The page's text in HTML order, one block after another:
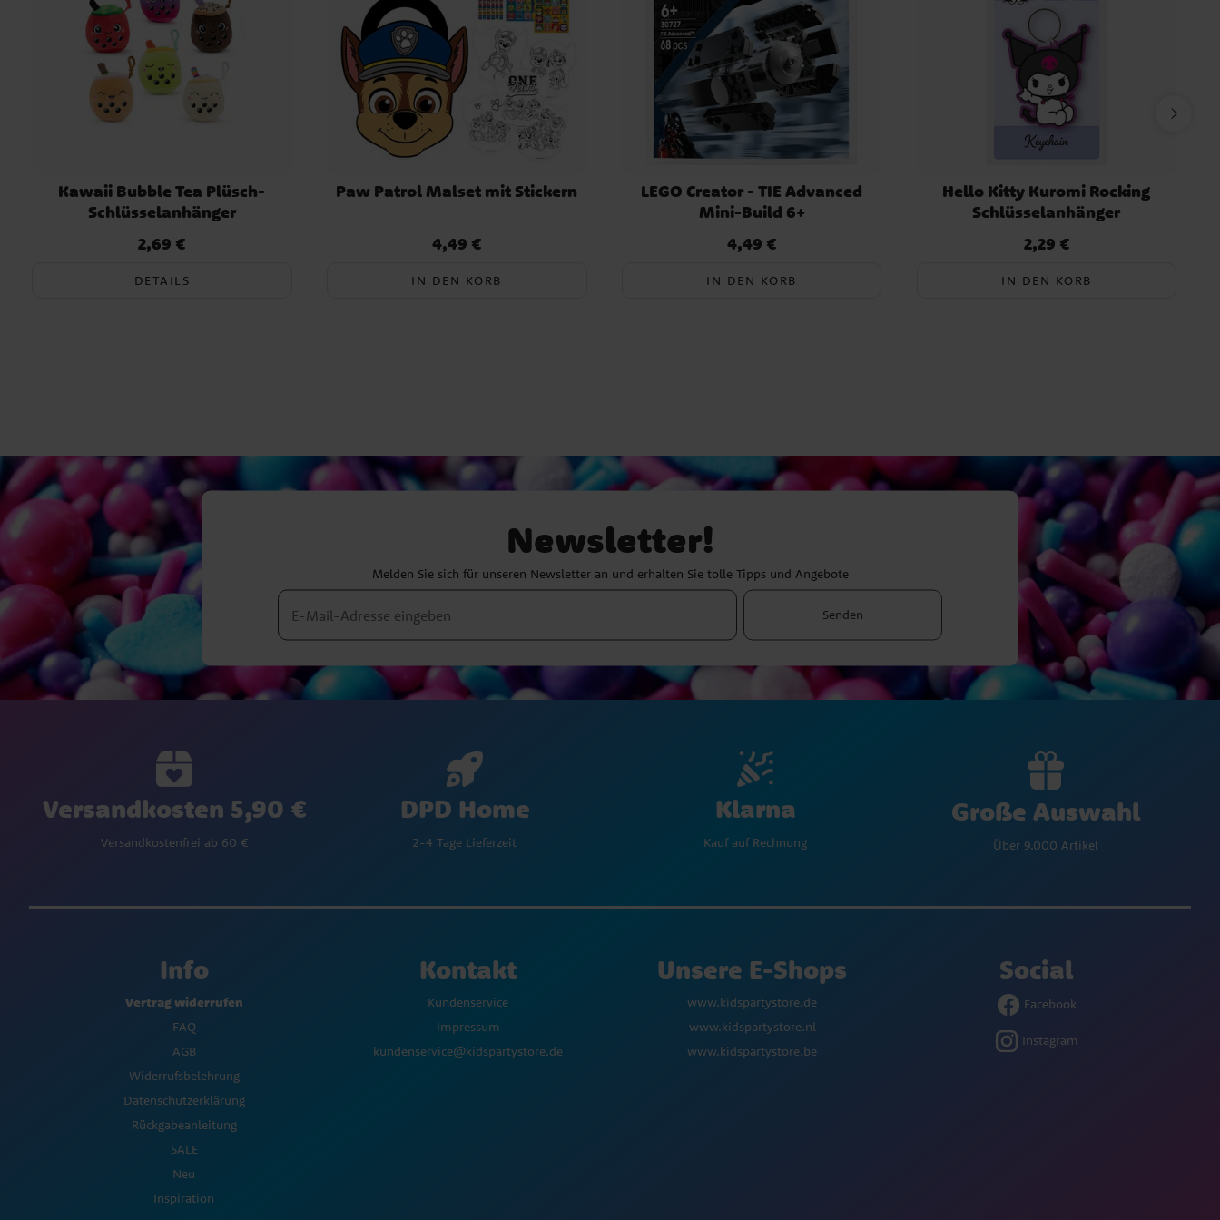
auszusetzen. Geeignet für Kinder über 36 Monate. Dies
ist ein offiziell lizenziertes Hello Kitty-Produkt vom
Hersteller Cerdá.
Kawaii Bubble Tea Plüsch-
Schlüsselanhänger
Preis:2,69 €
2,69 €
DETAILS
Paw Patrol Malset mit Stickern
Preis:4,49 €
4,49 €
IN DEN KORB
LEGO Creator - TIE Advanced
Mini-Build 6+
Preis:4,49 €
4,49 €
IN DEN KORB
Hello Kitty Kuromi Rocking
Schlüsselanhänger
Preis:2,29 €
2,29 €
IN DEN KORB
Newsletter!
Melden Sie sich für unseren Newsletter an und erhalten Sie tolle Tipps und Angebote
Senden
Versandkosten 5,90 €
Versandkostenfrei ab 60 €
DPD Home
2-4 Tage Lieferzeit
Klarna
Kauf auf Rechnung
Große Auswahl
Über 9.000 Artikel
Info
Vertrag widerrufen
FAQ
AGB
Widerrufsbelehrung
Datenschutzerklärung
Rückgabeanleitung
SALE
Neu
Inspiration
Kontakt
Kundenservice
Impressum
kundenservice@kidspartystore.de
Unsere E-Shops
www.kidspartystore.de
www.kidspartystore.nl
www.kidspartystore.be
Social
Facebook
Instagram